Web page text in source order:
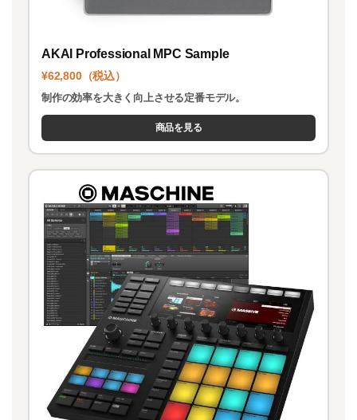
AKAI Professional MPC Sample
¥62,800（税込）
制作の効率を大きく向上させる定番モデル。
商品を見る